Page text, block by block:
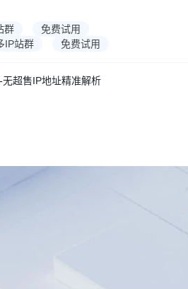
群
免费试用
IP站群 免费试用
超售IP地址精准解析